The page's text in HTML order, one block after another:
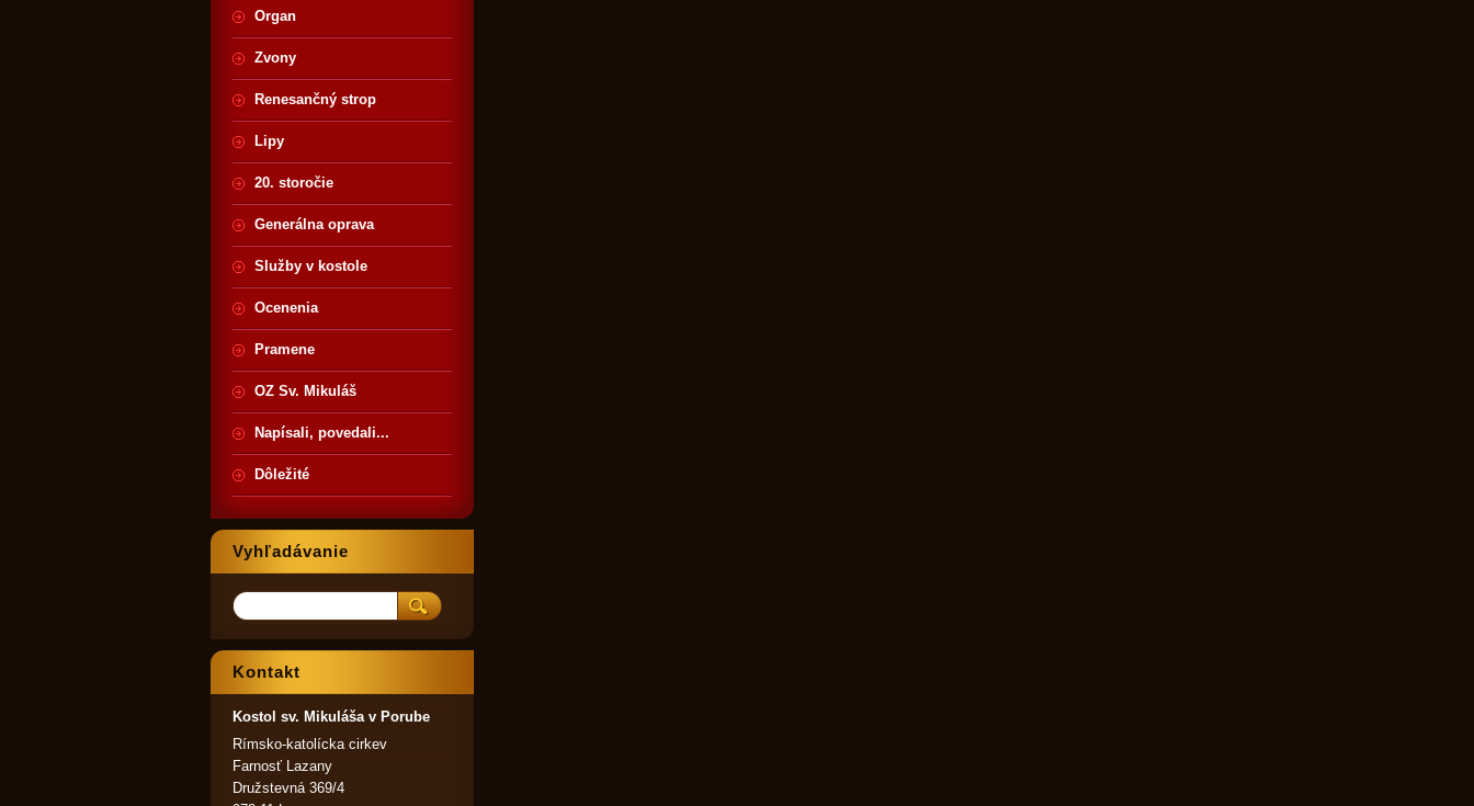
Organ
Zvony
Renesančný strop
Lipy
20. storočie
Generálna oprava
Služby v kostole
Ocenenia
Pramene
OZ Sv. Mikuláš
Napísali, povedali...
Dôležité
Vyhľadávanie
Kontakt
Kostol sv. Mikuláša v Porube
Rímsko-katolícka cirkev
Farnosť Lazany
Družstevná 369/4